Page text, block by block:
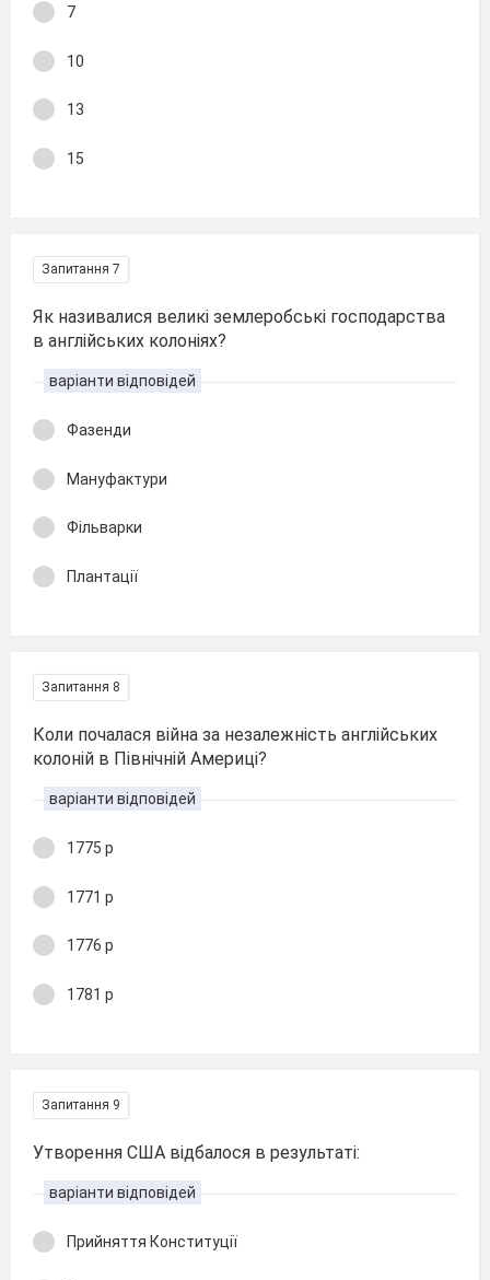
7
10
13
15
Запитання 7
Як називалися великі землеробські господарства
в англійських колоніях?
варіанти відповідей
Фазенди
Мануфактури
Фільварки
Плантації
Запитання 8
Коли почалася війна за незалежність англійських
колоній в Північній Америці?
варіанти відповідей
1775 р
1771 р
1776 р
1781 р
Запитання 9
Утворення США відбалося в результаті:
варіанти відповідей
Прийняття Конституції